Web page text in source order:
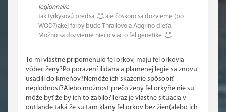
legionnaire
tak tyrkysovú predsa
ale čoskoro sa dozvieme (po
WOD?)akej farby bude Thrallovo a Aggrino dieťa.
Možno sa dozvieme niečo viac o fel genetike
To mi vlastne pripomenulo fel orkov, maju fel orkovia
vôbec ženy?Po porazení ilidana a plamenej legie sa znovu
usadili do kmeňov?Nemôže ich skazenie spôsobiť
neplodnosť?Alebo možnosť prečo ženy fel orkyňe nie su
môže byť že by ich to zabilo?Teraz je vlastne situacia v
outlande taká že su tam klany fel orkov bez žien(alebo ich